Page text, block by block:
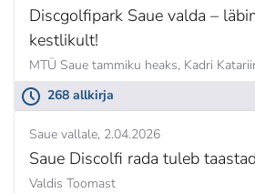
Discgolfipark Saue valda –
kestlikult!
MTÜ Saue tammiku heaks, Kadri
268 allkirja
Saue vallale 2.04.2026
Saue Discolfi rada tuleb
Valdis Toomast